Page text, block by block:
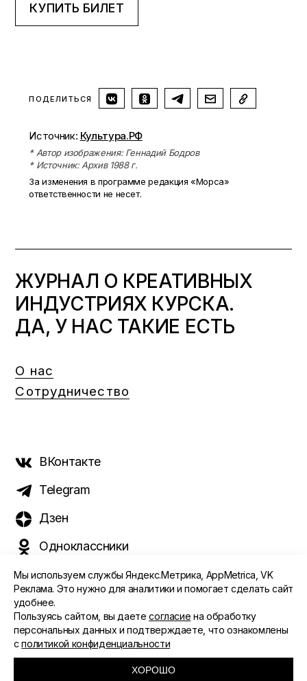
КУПИТЬ БИЛЕТ
ПОДЕЛИТЬСЯ
Источник: Культура.РФ
* Автор изображения: Геннадий Бодров
* Источник: Архив 1988 г.
За изменения в программе редакция «Морса»
ответственности не несет.
ЖУРНАЛ О КРЕАТИВНЫХ
ИНДУСТРИЯХ КУРСКА.
ДА, У НАС ТАКИЕ ЕСТЬ
О нас
Сотрудничество
ВКонтакте
Telegram
Дзен
Одноклассники
©️ 2015 - 2026 Интернет-журнал «Морс». Все права
защищены
ПОЛИТИКА ОБРАБОТКИ ПЕРСОНАЛЬНЫХ ДАННЫХ
СОГЛАСИЕ ПОЛЬЗОВАТЕЛЯ
Мы используем службы Яндекс.Метрика, AppMetrica, VK
Реклама. Это нужно для аналитики и помогает сделать сайт
удобнее.
Пользуясь сайтом, вы даетесогласие на обработку
персональных данных и подтверждаете, что ознакомлены
сполитикой конфиденциальности
ХОРОШО